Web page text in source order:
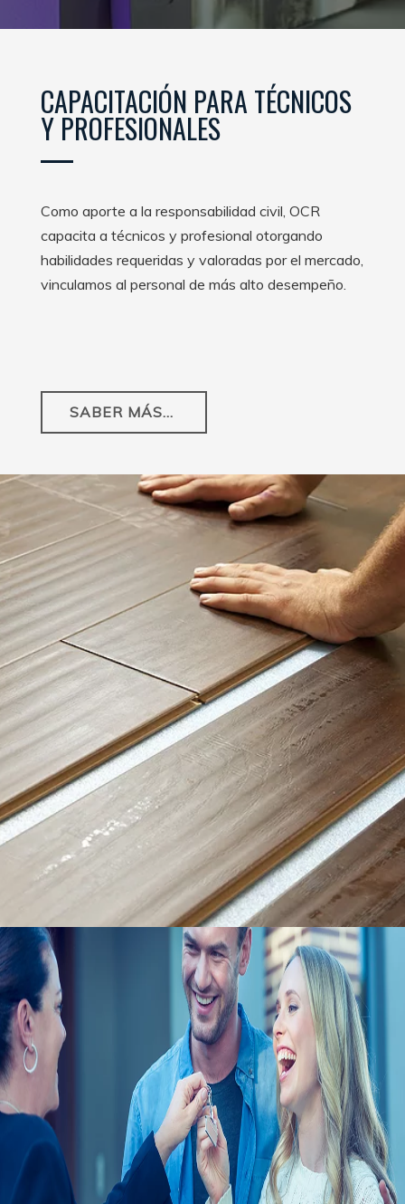
CAPACITACIÓN PARA TÉCNICOS
Y PROFESIONALES
Como aporte a la responsabilidad civil, OCR
capacita a técnicos y profesional otorgando
habilidades requeridas y valoradas por el mercado,
vinculamos al personal de más alto desempeño.
SABER MÁS...